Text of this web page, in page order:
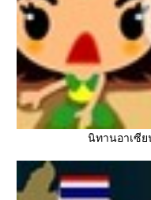
นิทานอาเซีย